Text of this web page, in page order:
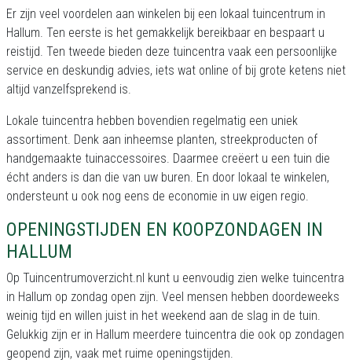
Er zijn veel voordelen aan winkelen bij een lokaal tuincentrum in
Hallum. Ten eerste is het gemakkelijk bereikbaar en bespaart u
reistijd. Ten tweede bieden deze tuincentra vaak een persoonlijke
service en deskundig advies, iets wat online of bij grote ketens niet
altijd vanzelfsprekend is.
Lokale tuincentra hebben bovendien regelmatig een uniek
assortiment. Denk aan inheemse planten, streekproducten of
handgemaakte tuinaccessoires. Daarmee creëert u een tuin die
écht anders is dan die van uw buren. En door lokaal te winkelen,
ondersteunt u ook nog eens de economie in uw eigen regio.
OPENINGSTIJDEN EN KOOPZONDAGEN IN
HALLUM
Op Tuincentrumoverzicht.nl kunt u eenvoudig zien welke tuincentra
in Hallum op zondag open zijn. Veel mensen hebben doordeweeks
weinig tijd en willen juist in het weekend aan de slag in de tuin.
Gelukkig zijn er in Hallum meerdere tuincentra die ook op zondagen
geopend zijn, vaak met ruime openingstijden.